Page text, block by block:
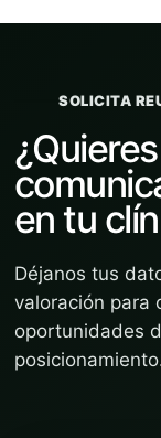
SOLICITA
en tu
Déjanos tus
valoración para
oportunidades